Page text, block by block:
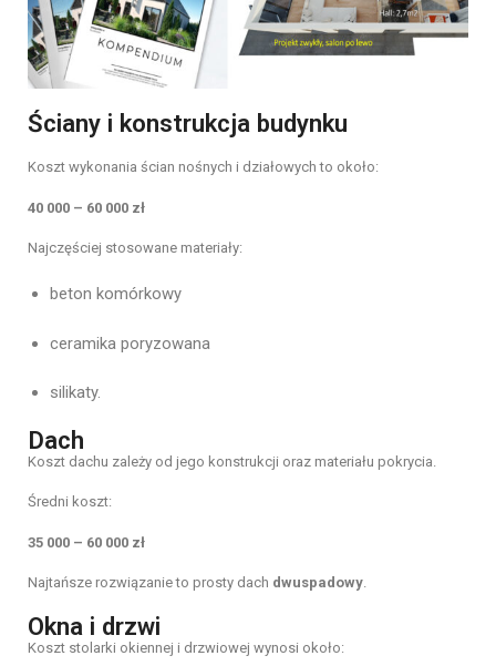
Ściany i konstrukcja budynku
Koszt wykonania ścian nośnych i działowych to około:
40 000 – 60 000 zł
Najczęściej stosowane materiały:
beton komórkowy
ceramika poryzowana
silikaty.
Dach
Koszt dachu zależy od jego konstrukcji oraz materiału pokrycia.
Średni koszt:
35 000 – 60 000 zł
Najtańsze rozwiązanie to prosty dach dwuspadowy.
Okna i drzwi
Koszt stolarki okiennej i drzwiowej wynosi około: